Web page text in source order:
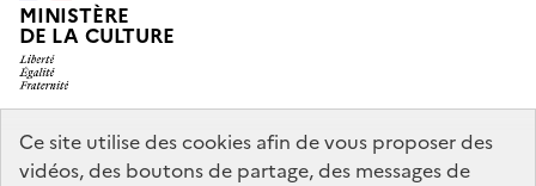
Ce site utilise des cookies afin de vous proposer des
vidéos, des boutons de partage, des messages de
MINISTÈRE
DE LA CULTURE
legifrance.gouv.fr info.gouv.fr